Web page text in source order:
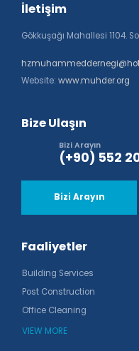
Gökkuşağı Mahallesi 1104.
Bizi Arayın
(+90) 552
Building Services
VIEW MORE
Sosyal Medya